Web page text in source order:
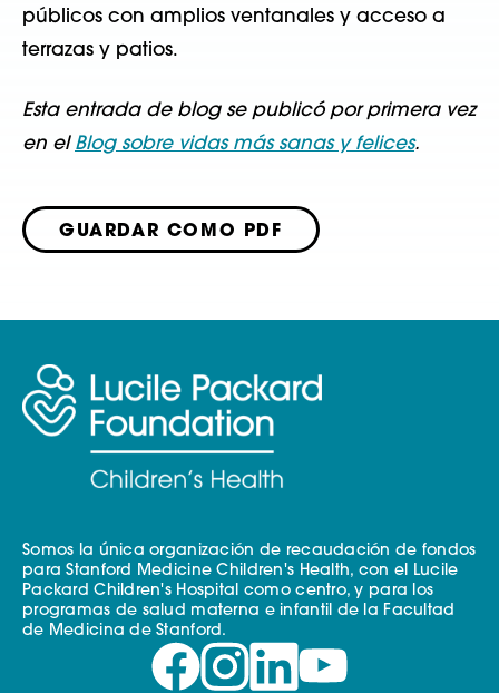
públicos con amplios ventanales y acceso a
terrazas y patios.
Esta entrada de blog se publicó por primera vez
en el Blog sobre vidas más sanas y felices.
GUARDAR COMO PDF
Somos la única organización de recaudación de fondos
para Stanford Medicine Children's Health, con el Lucile
Packard Children's Hospital como centro, y para los
programas de salud materna e infantil de la Facultad
de Medicina de Stanford.